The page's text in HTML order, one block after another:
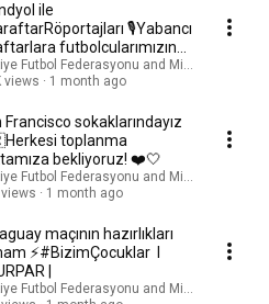
ile
🎙️Yabancı
futbolcularımızın
okuttuk.
Futbol Federasyonu and Milli Takımlar
views
1 month ago
Francisco sokaklarındayız
toplanma
bekliyoruz! ❤️🤍
Futbol Federasyonu and Milli Takımlar
1 month ago
maçının hazırlıkları
⚡️#BizimÇocuklar I
|
Futbol Federasyonu and Milli Takımlar